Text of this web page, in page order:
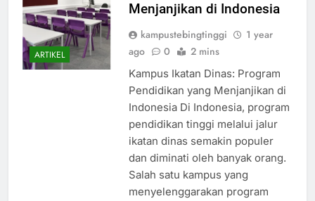
ARTIKEL
Menjanjikan di Indonesia
kampustebingtinggi
1 year
ago
0 2 mins
Kampus Ikatan Dinas: Program
Pendidikan yang Menjanjikan di
Indonesia Di Indonesia, program
pendidikan tinggi melalui jalur
ikatan dinas semakin populer
dan diminati oleh banyak orang.
Salah satu kampus yang
menyelenggarakan program